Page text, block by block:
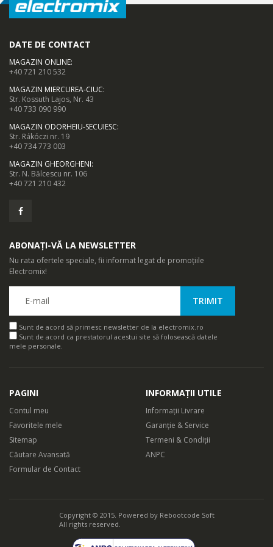
Capetele flexibile in 5 directii cu 5 miscari independente asigura
un contact apropiat cu pielea, pentru un barbierit rapid si precis
Doar deschideti capul si clatiti bine la robinet.
Actiune Super Lift&Cut
DATE DE CONTACT
MAGAZIN ONLINE:
+40 721 210 532
MAGAZIN MIERCUREA-CIUC:
Str. Kossuth Lajos, Nr. 43
+40 733 090 990
MAGAZIN ODORHEIU-SECUIESC:
Str. Rákóczi nr. 19
+40 734 773 003
MAGAZIN GHEORGHENI:
Str. N. Bălcescu nr. 106
+40 721 210 432
ABONAȚI-VĂ LA NEWSLETTER
Nu rata ofertele speciale, fii informat legat de promoțiile
Electromix!
Sunt de acord să primesc newsletter de la electromix.ro
Sunt de acord ca prestatorul acestui site să folosească datele
mele personale.
PAGINI
Contul meu
Favoritele mele
Sitemap
Căutare Avansată
Formular de Contact
INFORMAȚII UTILE
Informații Livrare
Garanție & Service
Termeni & Condiții
ANPC
Copyright © 2015. Powered by Rebootcode Soft
All rights reserved.